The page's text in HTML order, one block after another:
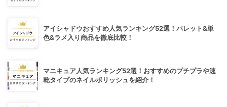
アイシャドウおすすめ人気ランキング52選！パレット&単
色&ラメ入り商品を徹底比較！
マニキュア人気ランキング52選！おすすめのプチプラや速
乾タイプのネイルポリッシュを紹介！